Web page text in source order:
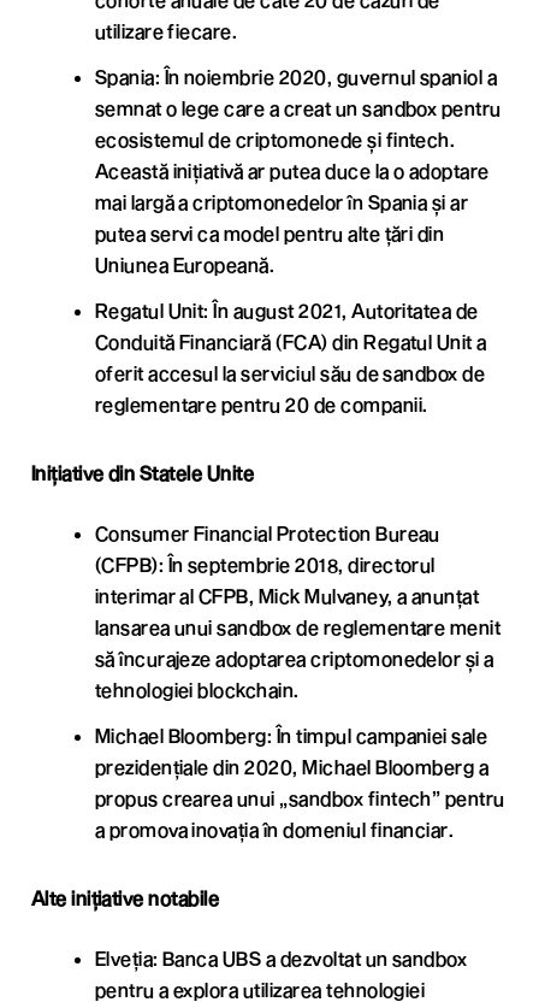
utilizare fiecare.
Spania: În noiembrie 2020, guvernul spaniol a
semnat o lege care a creat un sandbox pentru
ecosistemul de criptomonede și fintech.
Această inițiativă ar putea duce la o adoptare
mai largă a criptomonedelor în Spania și ar
putea servi ca model pentru alte țări din
Uniunea Europeană.
Regatul Unit: În august 2021, Autoritatea de
Conduită Financiară (FCA) din Regatul Unit a
oferit accesul la serviciul său de sandbox de
reglementare pentru 20 de companii.
Inițiative din Statele Unite
Consumer Financial Protection Bureau
(CFPB): În septembrie 2018, directorul
interimar al CFPB, Mick Mulvaney, a anunțat
lansarea unui sandbox de reglementare menit
să încurajeze adoptarea criptomonedelor și a
tehnologiei blockchain.
Michael Bloomberg: În timpul campaniei sale
prezidențiale din 2020, Michael Bloomberg a
propus crearea unui „sandbox fintech” pentru
a promova inovația în domeniul financiar.
Alte inițiative notabile
Elveția: Banca UBS a dezvoltat un sandbox
pentru a explora utilizarea tehnologiei